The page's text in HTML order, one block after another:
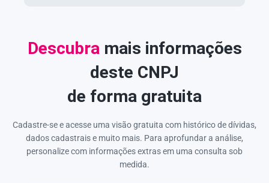
Descubra mais informações
deste CNPJ
de forma gratuita
Cadastre-se e acesse uma visão gratuita com histórico de dívidas,
dados cadastrais e muito mais. Para aprofundar a análise,
personalize com informações extras em uma consulta sob
medida.